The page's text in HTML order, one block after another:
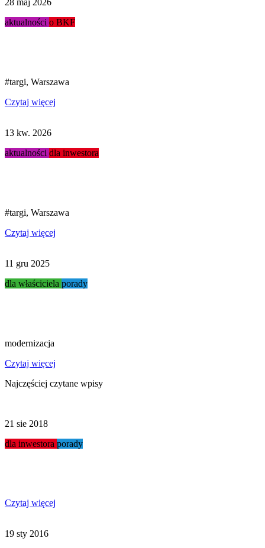
28 maj 2026
aktualności o BKF
#targi, Warszawa
Czytaj więcej
13 kw. 2026
aktualności dla inwestora
#targi, Warszawa
Czytaj więcej
11 gru 2025
dla właściciela porady
modernizacja
Czytaj więcej
Najczęściej czytane wpisy
21 sie 2018
dla inwestora porady
Czytaj więcej
19 sty 2016